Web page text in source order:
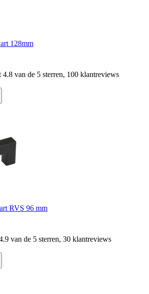
128mm
4.8 van de 5 sterren, 100 klantreviews
RVS 96 mm
van de 5 sterren, 30 klantreviews